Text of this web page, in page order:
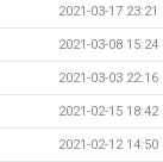
2021-03-17 23:21
2021-03-08 15:24
2021-03-03 22:16
2021-02-15 18:42
2021-02-12 14:50